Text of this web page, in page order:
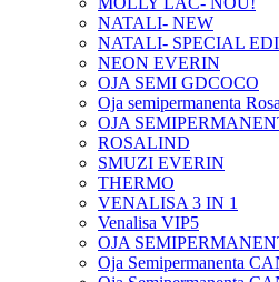
NATALI- NEW
NATALI- SPECIAL
NEON EVERIN
OJA SEMI GDCOCO
Oja semipermanenta
OJA
ROSALIND
SMUZI EVERIN
THERMO
VENALISA 3 IN 1
Venalisa VIP5
OJA
Oja Semipermanenta